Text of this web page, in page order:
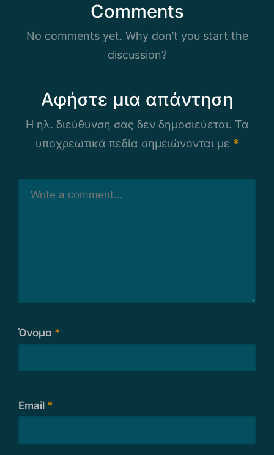
Comments
No comments yet. Why don’t you start the
discussion?
Αφήστε μια απάντηση
Η ηλ. διεύθυνση σας δεν δημοσιεύεται. Τα
υποχρεωτικά πεδία σημειώνονται με *
Όνομα *
Email *